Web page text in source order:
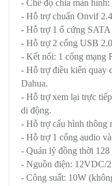
- Chế độ chia màn hình:
- Hỗ trợ chuẩn Onvif
- Hỗ trợ 1 ổ cứng
- Hỗ trợ 2 cổng USB
- Kết nối: 1 cổng mạng
- Hỗ trợ điều kiển quay
Dahua.
- Hỗ trợ xem lại trực
di động.
- Hỗ trợ cấu hình thông
- Hỗ trợ 1 cổng audio
- Quản lý đồng thời 128
- Nguồn điện: 12VDC/
- Công suất: 10W